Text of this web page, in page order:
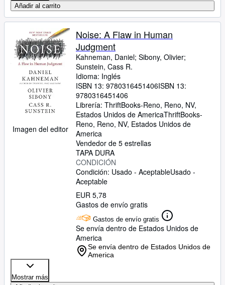
Añadir al carrito
Imagen del editor
Noise: A Flaw in Human
Judgment
Kahneman, Daniel; Sibony, Olivier;
Sunstein, Cass R.
Idioma: Inglés
ISBN 13: 9780316451406ISBN 13:
9780316451406
Librería: ThriftBooks-Reno, Reno, NV,
Estados Unidos de AmericaThriftBooks-
Reno, Reno, NV, Estados Unidos de
America
Vendedor de 5 estrellas
TAPA DURA
CONDICIÓN
Condición: Usado - AceptableUsado -
Aceptable
EUR 5,78
Gastos de envío gratis
Gastos de envío gratis
Se envía dentro de Estados Unidos de
America
Se envía dentro de Estados Unidos de
America
Mostrar más